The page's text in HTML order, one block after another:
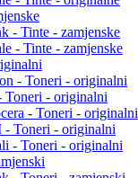
- Tinte - zamjenske
- Tinte - zamjenske
- Toneri - originalni
Toneri - originalni
- Toneri - originalni
Toneri - originalni
- Toneri - originalni